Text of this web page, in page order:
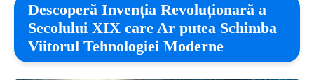
Descoperă Invenția Revoluționară a
Secolului XIX care Ar putea Schimba
Viitorul Tehnologiei Moderne